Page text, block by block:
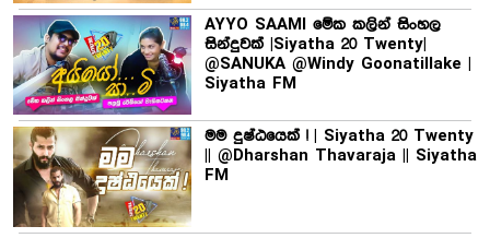
AYYO SAAMI මේක කලින් සිංහල
සින්දුවක් |Siyatha 20 Twenty|
@SANUKA @Windy Goonatillake |
Siyatha FM
මම දුෂ්ඨයෙක් ! | Siyatha 20 Twenty
|| @Dharshan Thavaraja || Siyatha
FM